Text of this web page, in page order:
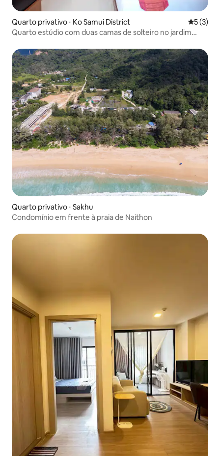
Quarto privativo ⋅ Ko Samui District 5 de
5 (3)
Quarto estúdio com duas camas de solteiro no jardim
Quarto privativo ⋅ Sakhu
Condomínio em frente à praia de Naithon